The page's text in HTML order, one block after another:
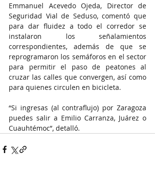
Emmanuel Acevedo Ojeda, Director de
Seguridad Vial de Seduso, comentó que
para dar fluidez a todo el corredor se
instalaron los señalamientos
correspondientes, además de que se
reprogramaron los semáforos en el sector
para permitir el paso de peatones al
cruzar las calles que convergen, así como
para quienes circulen en bicicleta.
“Si ingresas (al contraflujo) por Zaragoza
puedes salir a Emilio Carranza, Juárez o
Cuauhtémoc”, detalló.